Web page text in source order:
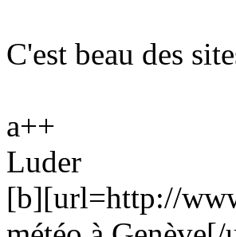
C'est beau des
a++
Luder
[b][url=http://